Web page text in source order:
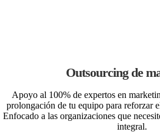
Outsourcing de
Apoyo al 100% de expertos en
prolongación de tu equipo para reforzar
Enfocado a las organizaciones que
integral.